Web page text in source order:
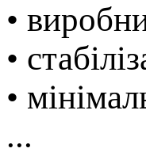
•
•
•
...